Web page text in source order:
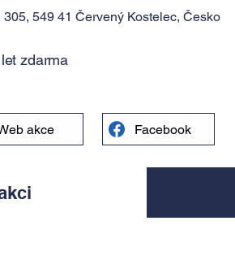
549 41 Červený Kostelec, Česko
zdarma
akce Facebook